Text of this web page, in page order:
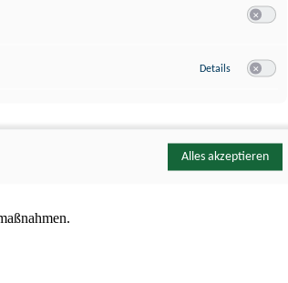
Details zu YouTube
Alles akzeptieren